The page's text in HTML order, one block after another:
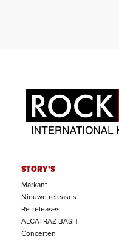
STORY'S
Markant
Nieuwe releases
Re-releases
ALCATRAZ BASH
Concerten